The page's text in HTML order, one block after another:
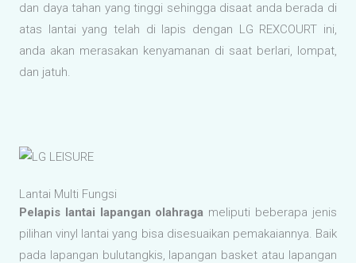
dan daya tahan yang tinggi sehingga disaat anda berada di
atas lantai yang telah di lapis dengan LG REXCOURT ini,
anda akan merasakan kenyamanan di saat berlari, lompat,
dan jatuh.
Lantai Multi Fungsi
Pelapis lantai lapangan olahraga meliputi beberapa jenis
pilihan vinyl lantai yang bisa disesuaikan pemakaiannya. Baik
pada lapangan bulutangkis, lapangan basket atau lapangan